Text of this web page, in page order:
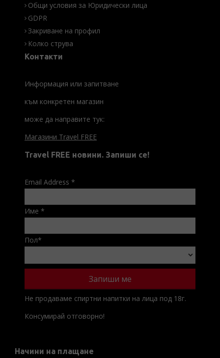
Общи условия за Юридически лица
GDPR
Закриване на профил
Колко струва
Контакти
Информация или запитване
към конкретен магазин
може да направите тук:
Магазини Travel FREE
Travel FREE новини. Запиши се!
Email Address *
Име *
Пол*
Не продаваме спиртни напитки на лица под 18г.
Консумирай отговорно!
Начини на плащане